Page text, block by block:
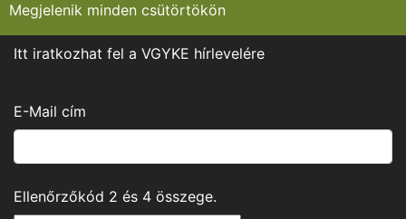
Megjelenik minden csütörtökön
Itt iratkozhat fel a VGYKE hírlevelére
E-Mail cím
Ellenőrzőkód 2 és 4 összege.